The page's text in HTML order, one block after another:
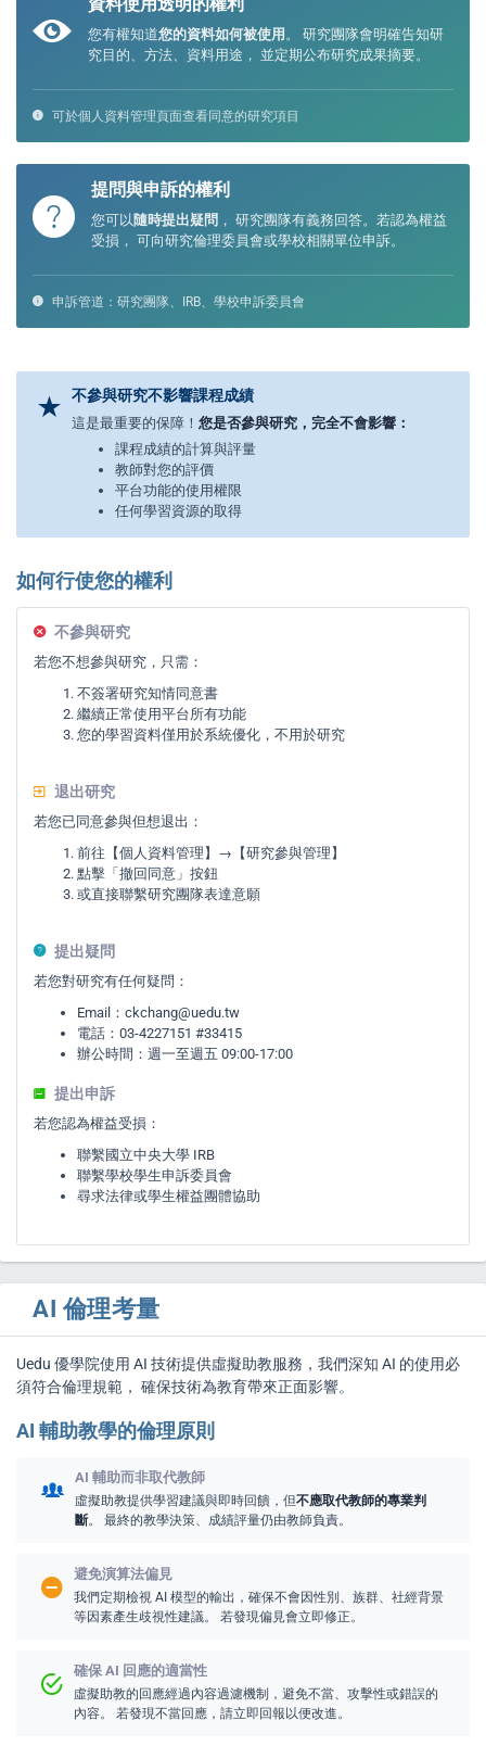
您有權知道您的資料如何被使用 。 研究團隊會明確告知研
究目的、方法、資料用途， 並定期公布研究成果摘要。
可於個人資料管理頁面查看同意的研究項目
提問與申訴的權利
您可以隨時提出疑問 ， 研究團隊有義務回答。若認為權益
受損， 可向研究倫理委員會或學校相關單位申訴。
申訴管道：研究團隊、IRB、學校申訴委員會
不參與研究不影響課程成績
這是最重要的保障！ 您是否參與研究，完全不會影響：
課程成績的計算與評量
教師對您的評價
平台功能的使用權限
任何學習資源的取得
如何行使您的權利
不參與研究
若您不想參與研究，只需：
不簽署研究知情同意書
繼續正常使用平台所有功能
您的學習資料僅用於系統優化，不用於研究
退出研究
若您已同意參與但想退出：
前往【個人資料管理】→【研究參與管理】
點擊「撤回同意」按鈕
或直接聯繫研究團隊表達意願
提出疑問
若您對研究有任何疑問：
Email： ckchang@uedu.tw
電話：03-4227151 #33415
辦公時間：週一至週五 09:00-17:00
提出申訴
若您認為權益受損：
聯繫國立中央大學 IRB
聯繫學校學生申訴委員會
尋求法律或學生權益團體協助
AI 倫理考量
Uedu 優學院使用 AI 技術提供虛擬助教服務，我們深知 AI 的使用必
須符合倫理規範， 確保技術為教育帶來正面影響。
AI 輔助教學的倫理原則
AI 輔助而非取代教師
虛擬助教提供學習建議與即時回饋，但不應取代教師的專業判
斷。 最終的教學決策、成績評量仍由教師負責。
避免演算法偏見
我們定期檢視 AI 模型的輸出，確保不會因性別、族群、社經背景
等因素產生歧視性建議。 若發現偏見會立即修正。
確保 AI 回應的適當性
虛擬助教的回應經過內容過濾機制，避免不當、攻擊性或錯誤的
內容。 若發現不當回應，請立即回報以便改進。